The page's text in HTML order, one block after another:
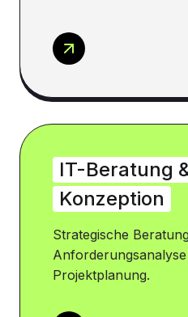
IT-Beratung
Konzeption
Strategische
Projektplanung.